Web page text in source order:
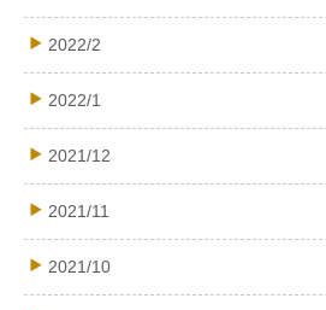
2022/2
2022/1
2021/12
2021/11
2021/10